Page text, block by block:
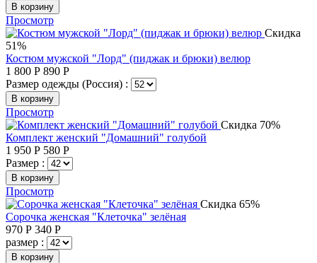
В корзину
Просмотр
Скидка
51%
Костюм мужской "Лорд" (пиджак и брюки) велюр
1 800 Р 890 Р
Размер одежды (Россия) :
В корзину
Просмотр
Скидка 70%
Комплект женский "Домашний" голубой
1 950 Р 580 Р
Размер :
В корзину
Просмотр
Скидка 65%
Сорочка женская "Клеточка" зелёная
970 Р 340 Р
размер :
В корзину